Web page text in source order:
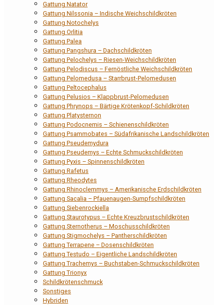
Gattung Natator
Gattung Nilssonia – Indische Weichschildkröten
Gattung Notochelys
Gattung Orlitia
Gattung Palea
Gattung Pangshura – Dachschildkröten
Gattung Pelochelys – Riesen-Weichschildkröten
Gattung Pelodiscus – Fernöstliche Weichschildkröten
Gattung Pelomedusa – Starrbrust-Pelomedusen
Gattung Peltocephalus
Gattung Pelusios – Klappbrust-Pelomedusen
Gattung Phrynops – Bärtige Krötenkopf-Schildkröten
Gattung Platysternon
Gattung Podocnemis – Schienenschildkröten
Gattung Psammobates – Südafrikanische Landschildkröten
Gattung Pseudemydura
Gattung Pseudemys – Echte Schmuckschildkröten
Gattung Pyxis – Spinnenschildkröten
Gattung Rafetus
Gattung Rheodytes
Gattung Rhinoclemmys – Amerikanische Erdschildkröten
Gattung Sacalia – Pfauenaugen-Sumpfschildkröten
Gattung Siebenrockiella
Gattung Staurotypus – Echte Kreuzbrustschildkröten
Gattung Sternotherus – Moschusschildkröten
Gattung Stigmochelys – Pantherschildkröten
Gattung Terrapene – Dosenschildkröten
Gattung Testudo – Eigentliche Landschildkröten
Gattung Trachemys – Buchstaben-Schmuckschildkröten
Gattung Trionyx
Schildkrötenschmuck
Sonstiges
Hybriden